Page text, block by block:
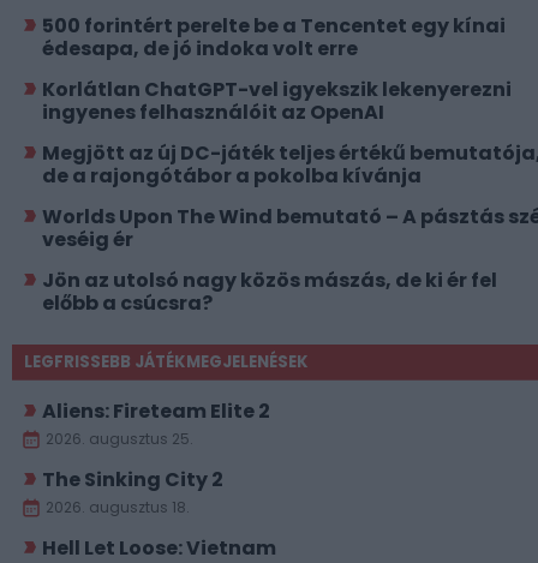
500 forintért perelte be a Tencentet egy kínai
édesapa, de jó indoka volt erre
Korlátlan ChatGPT-vel igyekszik lekenyerezni
ingyenes felhasználóit az OpenAI
Megjött az új DC-játék teljes értékű
de a rajongótábor a pokolba kívánja
Worlds Upon The Wind bemutató – A pásztás
veséig ér
Jön az utolsó nagy közös mászás, de ki ér fel
előbb a csúcsra?
LEGFRISSEBB JÁTÉKMEGJELENÉSEK
Aliens: Fireteam Elite 2
2026. augusztus 25.
The Sinking City 2
2026. augusztus 18.
Hell Let Loose: Vietnam